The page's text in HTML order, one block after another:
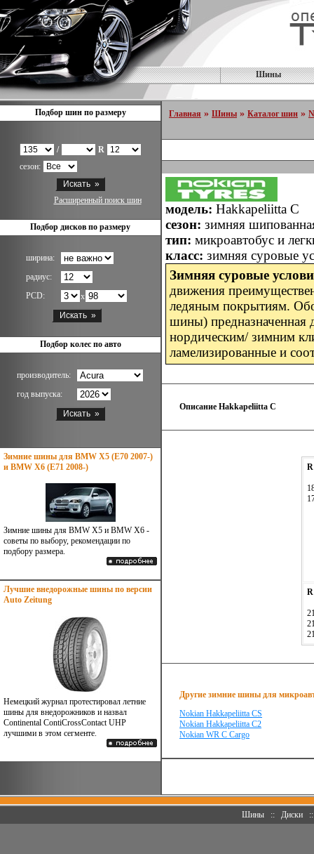
Шины
Подбор шин по размеру
/
R
сезон:
Расширенный поиск шин
Подбор дисков по размеру
ширина:
радиус:
PCD:
x
Подбор колес по авто
производитель:
год выпуска:
Зимние шины для BMW X5 (E70 2007-)
и BMW X6 (E71 2008-)
Зимние шины для BMW X5 и BMW X6 -
советы по выбору, рекомендации по
подбору размера.
Лучшие внедорожные шины по версии
Auto Zeitung
Немецкий журнал протестировал летние
шины для внедорожников и назвал
Continental ContiCrossContact UHP
лучшими в этом сегменте.
Главная » Шины » Каталог шин »
модель: Hakkapeliitta С
сезон: зимняя
тип: микроавтобус и
класс: зимняя суровые
Зимняя суровые
движения
ледяным покрытиям.
шины) предназначенная
нордическим/ зимним
ламелизированные и
Описание Hakkapeliitta С
Другие зимние шины для
Nokian Hakkapeliitta CS
Nokian Hakkapeliitta С2
Nokian WR C Cargo
Шины :: Диски